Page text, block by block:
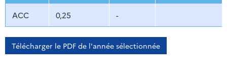
ACC 0,25 -
Télécharger le PDF de l'année sélectionnée